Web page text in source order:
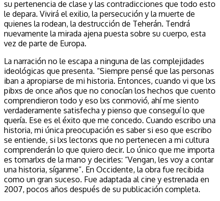
su pertenencia de clase y las contradicciones que todo esto
le depara. Vivirá el exilio, la persecución y la muerte de
quienes la rodean, la destrucción de Teherán. Tendrá
nuevamente la mirada ajena puesta sobre su cuerpo, esta
vez de parte de Europa.
La narración no le escapa a ninguna de las complejidades
ideológicas que presenta. “Siempre pensé que las personas
iban a apropiarse de mi historia. Entonces, cuando vi que lxs
pibxs de once años que no conocían los hechos que cuento
comprendieron todo y eso lxs conmovió, ahí me siento
verdaderamente satisfecha y pienso que conseguí lo que
quería. Ese es el éxito que me concedo. Cuando escribo una
historia, mi única preocupación es saber si eso que escribo
se entiende, si lxs lectorxs que no pertenecen a mi cultura
comprenderán lo que quiero decir. Lo único que me importa
es tomarlxs de la mano y decirles: “Vengan, les voy a contar
una historia, síganme”. En Occidente, la obra fue recibida
como un gran suceso. Fue adaptada al cine y estrenada en
2007, pocos años después de su publicación completa.